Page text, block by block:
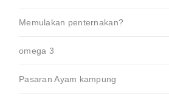
Memulakan penternakan?
omega 3
Pasaran Ayam kampung